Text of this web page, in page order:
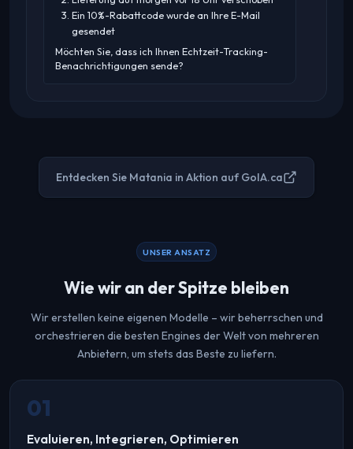
Ein 10%-Rabattcode wurde an Ihre E-Mail
gesendet
Möchten Sie, dass ich Ihnen Echtzeit-Tracking-
Benachrichtigungen sende?
Entdecken Sie Matania in Aktion auf GoIA.ca
UNSER ANSATZ
Wie wir an der Spitze bleiben
Wir erstellen keine eigenen Modelle – wir beherrschen und
orchestrieren die besten Engines der Welt von mehreren
Anbietern, um stets das Beste zu liefern.
01
Evaluieren, Integrieren, Optimieren